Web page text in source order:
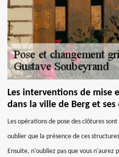
Les interventions de mise
dans la ville de Berg et
Les opérations de pose des clôtures
oublier que la présence de ces
Ensuite, n'oubliez pas que vous n'aurez